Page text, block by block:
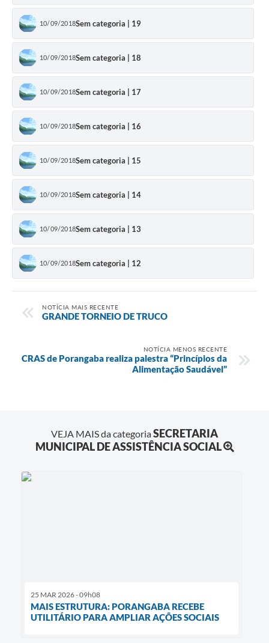
10/09/2018Sem categoria | 19
10/09/2018Sem categoria | 18
10/09/2018Sem categoria | 17
10/09/2018Sem categoria | 16
10/09/2018Sem categoria | 15
10/09/2018Sem categoria | 14
10/09/2018Sem categoria | 13
10/09/2018Sem categoria | 12
NOTÍCIA MAIS RECENTE
GRANDE TORNEIO DE TRUCO
NOTÍCIA MENOS RECENTE
CRAS de Porangaba realiza palestra “Princípios da
Alimentação Saudável”
VEJA MAIS da categoriaSECRETARIA
MUNICIPAL DE ASSISTÊNCIA SOCIAL
25 MAR 2026 - 09h08
MAIS ESTRUTURA: PORANGABA RECEBE
UTILITÁRIO PARA AMPLIAR AÇÕES SOCIAIS